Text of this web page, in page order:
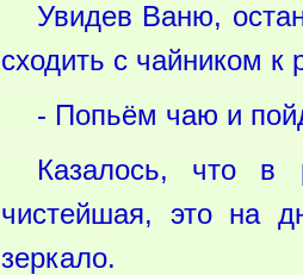
Увидев Ваню,
сходить с чайником к
- Попьём чаю и
Казалось, что в
чистейшая, это на
зеркало.